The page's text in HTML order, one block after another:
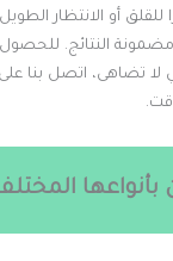
أو الانتظار الطويل.
النتائج. للحصول
تضاهى، اتصل بنا على
المختلفة